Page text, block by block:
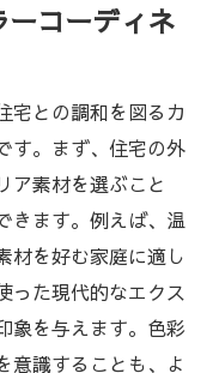
コーディネ
宅との調和を図るカ
す。まず、住宅の外
ア素材を選ぶこと
きます。例えば、温
材を好む家庭に適し
った現代的なエクス
象を与えます。色彩
意識することも、よ